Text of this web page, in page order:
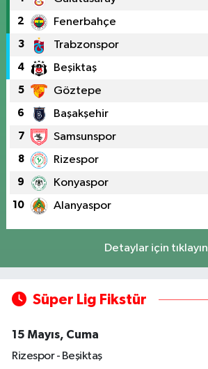
2 Fenerbahçe
3 Trabzonspor
4 Beşiktaş
5 Göztepe
6 Başakşehir
7 Samsunspor
8 Rizespor
9 Konyaspor
10 Alanyaspor
Detaylar için tıklayın
Süper Lig Fikstür
15 Mayıs, Cuma
Rizespor - Beşiktaş